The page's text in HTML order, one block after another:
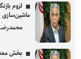
لزوم
بخش معدن